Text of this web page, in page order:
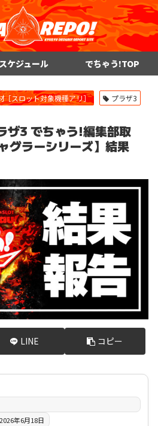
スケジュール でちゃう!TOP
［スロット対象機種アリ］ プラザ3
ザ3 でちゃう!編集部取
グラーシリーズ】結果
LINE コピー
2026年6月18日